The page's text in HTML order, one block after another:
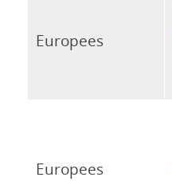
Europees
Europees